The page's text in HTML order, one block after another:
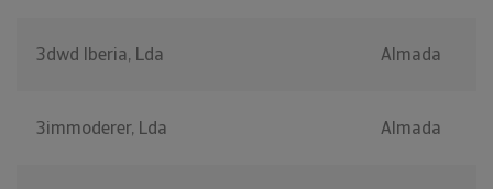
3dwd Iberia, Lda Almada
3immoderer, Lda Almada